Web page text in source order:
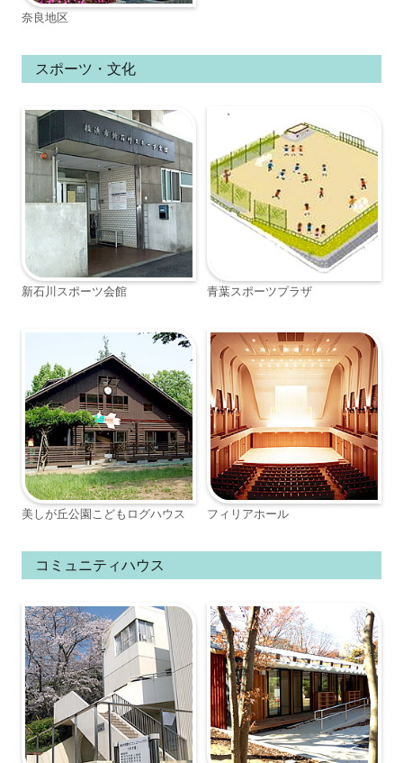
奈良地区
スポーツ・文化
新石川スポーツ会館 青葉スポーツプラザ
美しが丘公園こどもログハウス フィリアホール
コミュニティハウス